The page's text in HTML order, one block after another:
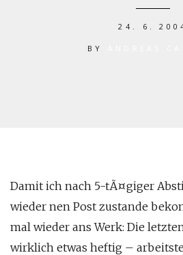
24. 6.
BY
Damit ich nach 5-tÃ¤giger
wieder nen Post zustande
mal wieder ans Werk: Die
wirklich etwas heftig –